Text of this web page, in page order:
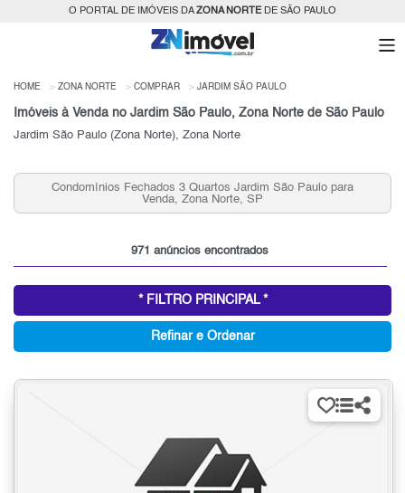
O PORTAL DE IMÓVEIS DAZONA NORTEDE SÃO PAULO
HOME ZONA NORTE COMPRAR JARDIM SÃO PAULO
Imóveis à Venda no Jardim São Paulo, Zona Norte de São Paulo
Jardim São Paulo (Zona Norte), Zona Norte
Condomínios Fechados 3 Quartos Jardim São Paulo para
Venda, Zona Norte, SP
971 anúncios encontrados
* FILTRO PRINCIPAL *
Refinar e Ordenar